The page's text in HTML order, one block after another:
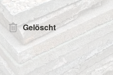
Gelöscht